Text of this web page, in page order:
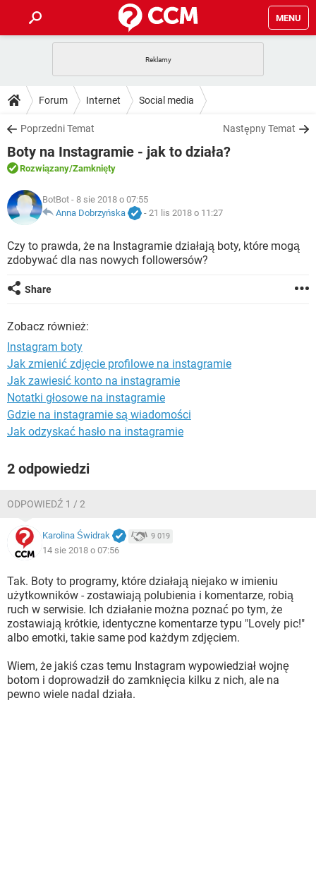
MENU
GRY WHATSAPP
SPOTIFY
INSTAGRAM FACEBOOK
WINDOWS 10
PORADY
PlayStation
SPOTIFY
INSTAGRAM
WINDOWS 10
DO POBRANIA
ANDROID TIKTOK
GRY
IOS
INSTAGRAM
WINDOWS 10
FORUM
COVID-19
GRY WHATSAPP
INSTAGRAM FACEBOOK
WINDOWS 10
ARTYKUŁY
COVID-19
GRY WHATSAPP
INSTAGRAM
WINDOWS 10
Forum Internet Social media
Poprzedni Temat Następny Temat
Boty na Instagramie - jak to działa?
Rozwiązany/Zamknięty
BotBot - 8 sie 2018 o 07:55
Anna Dobrzyńska
- 21 lis 2018 o 11:27
Czy to prawda, że na Instagramie działają boty, które mogą
zdobywać dla nas nowych followersów?
Share
Zobacz również:
Instagram boty
Jak zmienić zdjęcie profilowe na instagramie
Jak zawiesić konto na instagramie
Notatki głosowe na instagramie
Gdzie na instagramie są wiadomości
Jak odzyskać hasło na instagramie
2 odpowiedzi
ODPOWIEDŹ 1 / 2
Karolina Świdrak 9 019
14 sie 2018 o 07:56
Tak. Boty to programy, które działają niejako w imieniu
użytkowników - zostawiają polubienia i komentarze, robią
ruch w serwisie. Ich działanie można poznać po tym, że
zostawiają krótkie, identyczne komentarze typu "Lovely pic!"
albo emotki, takie same pod każdym zdjęciem.
Wiem, że jakiś czas temu Instagram wypowiedział wojnę
botom i doprowadził do zamknięcia kilku z nich, ale na
pewno wiele nadal działa.